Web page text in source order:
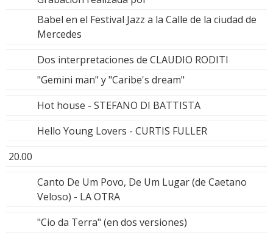
Babel en el Festival Jazz a la Calle de la ciudad de
Mercedes
Dos interpretaciones de CLAUDIO RODITI
"Gemini man" y "Caribe's dream"
Hot house - STEFANO DI BATTISTA
Hello Young Lovers - CURTIS FULLER
20.00
Canto De Um Povo, De Um Lugar (de Caetano
Veloso) - LA OTRA
"Cio da Terra" (en dos versiones)